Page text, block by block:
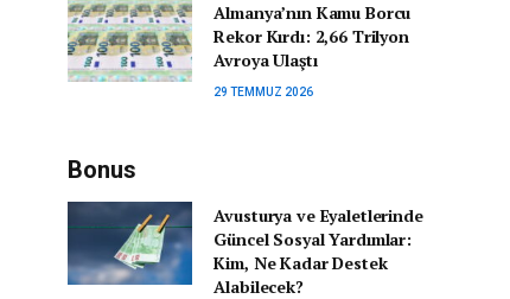
Almanya’nın Kamu Borcu
Rekor Kırdı: 2,66 Trilyon
Avroya Ulaştı
29 TEMMUZ 2026
Bonus
Avusturya ve Eyaletlerinde
Güncel Sosyal Yardımlar:
Kim, Ne Kadar Destek
Alabilecek?